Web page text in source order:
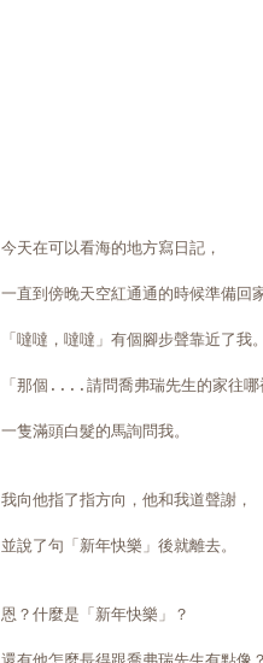
今天在可以看海的地方寫日記，
一直到傍晚天空紅通通的時候準備回
「噠噠，噠噠」有個腳步聲靠近了我
「那個....請問喬弗瑞先生的家往哪
一隻滿頭白髮的馬詢問我。
我向他指了指方向，他和我道聲謝，
並說了句「新年快樂」後就離去。
恩？什麼是「新年快樂」？